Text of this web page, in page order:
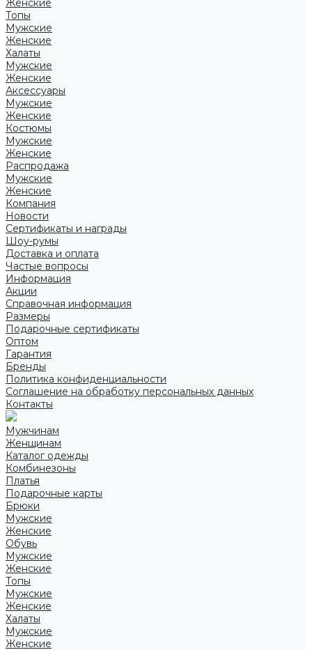
Женские
Топы
Мужские
Женские
Халаты
Мужские
Женские
Аксессуары
Мужские
Женские
Костюмы
Мужские
Женские
Распродажа
Мужские
Женские
Компания
Новости
Сертификаты и награды
Шоу-румы
Доставка и оплата
Частые вопросы
Информация
Акции
Справочная информация
Размеры
Подарочные сертификаты
Оптом
Гарантия
Бренды
Политика конфиденциальности
Соглашение на обработку персональных данных
Контакты
Мужчинам
Женщинам
Каталог одежды
Комбинезоны
Платья
Подарочные карты
Брюки
Мужские
Женские
Обувь
Мужские
Женские
Топы
Мужские
Женские
Халаты
Мужские
Женские